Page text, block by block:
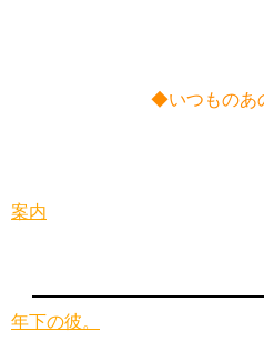
◆いつものあ
案内
年下の彼。